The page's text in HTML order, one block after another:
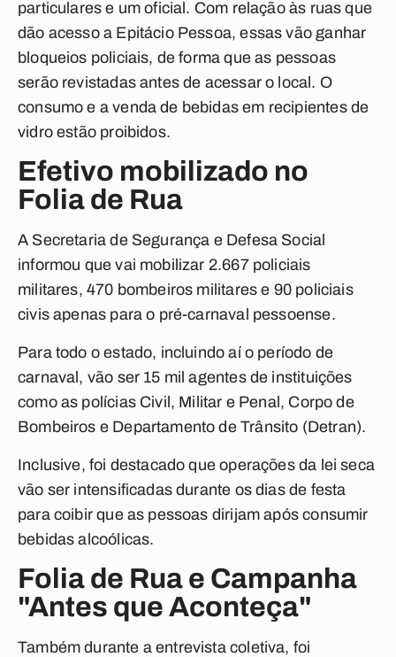
particulares e um oficial. Com relação às ruas que
dão acesso a Epitácio Pessoa, essas vão ganhar
bloqueios policiais, de forma que as pessoas
serão revistadas antes de acessar o local. O
consumo e a venda de bebidas em recipientes de
vidro estão proibidos.
Efetivo mobilizado no
Folia de Rua
A Secretaria de Segurança e Defesa Social
informou que vai mobilizar 2.667 policiais
militares, 470 bombeiros militares e 90 policiais
civis apenas para o pré-carnaval pessoense.
Para todo o estado, incluindo aí o período de
carnaval, vão ser 15 mil agentes de instituições
como as polícias Civil, Militar e Penal, Corpo de
Bombeiros e Departamento de Trânsito (Detran).
Inclusive, foi destacado que operações da lei seca
vão ser intensificadas durante os dias de festa
para coibir que as pessoas dirijam após consumir
bebidas alcoólicas.
Folia de Rua e Campanha
"Antes que Aconteça"
Também durante a entrevista coletiva, foi